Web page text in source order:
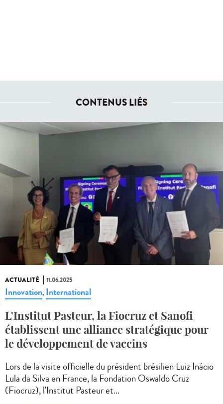
CONTENUS LIÉS
ACTUALITÉ 11.06.2025
Innovation, International
L'Institut Pasteur, la Fiocruz et Sanofi
établissent une alliance stratégique pour
le développement de vaccins
Lors de la visite officielle du président brésilien Luiz Inácio
Lula da Silva en France, la Fondation Oswaldo Cruz
(Fiocruz), l'Institut Pasteur et...